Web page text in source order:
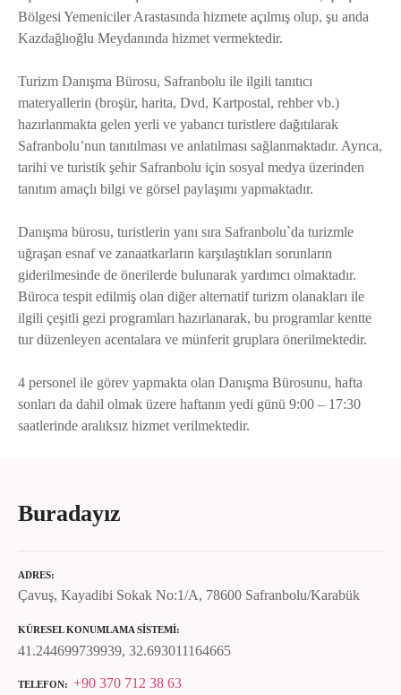
Bölgesi Yemeniciler Arastasında hizmete açılmış olup, şu anda
Kazdağlıoğlu Meydanında hizmet vermektedir.
Turizm Danışma Bürosu, Safranbolu ile ilgili tanıtıcı
materyallerin (broşür, harita, Dvd, Kartpostal, rehber vb.)
hazırlanmakta gelen yerli ve yabancı turistlere dağıtılarak
Safranbolu’nun tanıtılması ve anlatılması sağlanmaktadır. Ayrıca,
tarihi ve turistik şehir Safranbolu için sosyal medya üzerinden
tanıtım amaçlı bilgi ve görsel paylaşımı yapmaktadır.
Danışma bürosu, turistlerin yanı sıra Safranbolu`da turizmle
uğraşan esnaf ve zanaatkarların karşılaştıkları sorunların
giderilmesinde de önerilerde bulunarak yardımcı olmaktadır.
Büroca tespit edilmiş olan diğer alternatif turizm olanakları ile
ilgili çeşitli gezi programları hazırlanarak, bu programlar kentte
tur düzenleyen acentalara ve münferit gruplara önerilmektedir.
4 personel ile görev yapmakta olan Danışma Bürosunu, hafta
sonları da dahil olmak üzere haftanın yedi günü 9:00 – 17:30
saatlerinde aralıksız hizmet verilmektedir.
Buradayız
ADRES
Çavuş, Kayadibi Sokak No:1/A, 78600 Safranbolu/Karabük
KÜRESEL KONUMLAMA SISTEMI
41.244699739939, 32.693011164665
TELEFON +90 370 712 38 63